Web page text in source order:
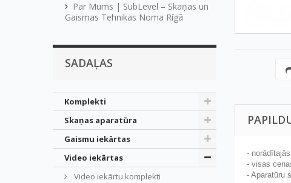
Par Mums | SubLevel – Skaņas un
Gaismas Tehnikas Noma Rīgā
SADAĻAS
Komplekti
Skaņas aparatūra
Gaismu iekārtas
Video iekārtas
Video iekārtu komplekti
-
- visas
- Aparatūru